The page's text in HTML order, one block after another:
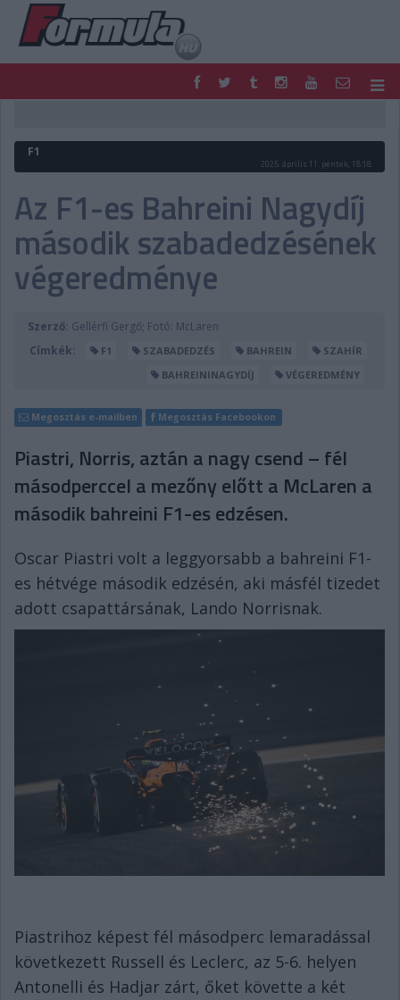
FORMULA
MOTOR
PODCAST
SHOP
TIPPJÁTÉK
DIGITÁLIS MAGAZIN
PONTÁLLÁSOK
VERSENYNAPTÁRAK
F1
2025. április 11. péntek, 18:18
Az F1-es Bahreini Nagydíj
második szabadedzésének
végeredménye
Szerző: Gellérfi Gergő; Fotó: McLaren
Címkék:
F1 SZABADEDZÉS BAHREIN
SZAHÍR
BAHREININAGYDÍJ
VÉGEREDMÉNY
Megosztás e-mailben Megosztás Facebookon
Piastri, Norris, aztán a nagy csend – fél
másodperccel a mezőny előtt a McLaren a
második bahreini F1-es edzésen.
Oscar Piastri volt a leggyorsabb a bahreini F1-
es hétvége második edzésén, aki másfél tizedet
adott csapattársának, Lando Norrisnak.
Piastrihoz képest fél másodperc lemaradással
következett Russell és Leclerc, az 5-6. helyen
Antonelli és Hadjar zárt, őket követte a két